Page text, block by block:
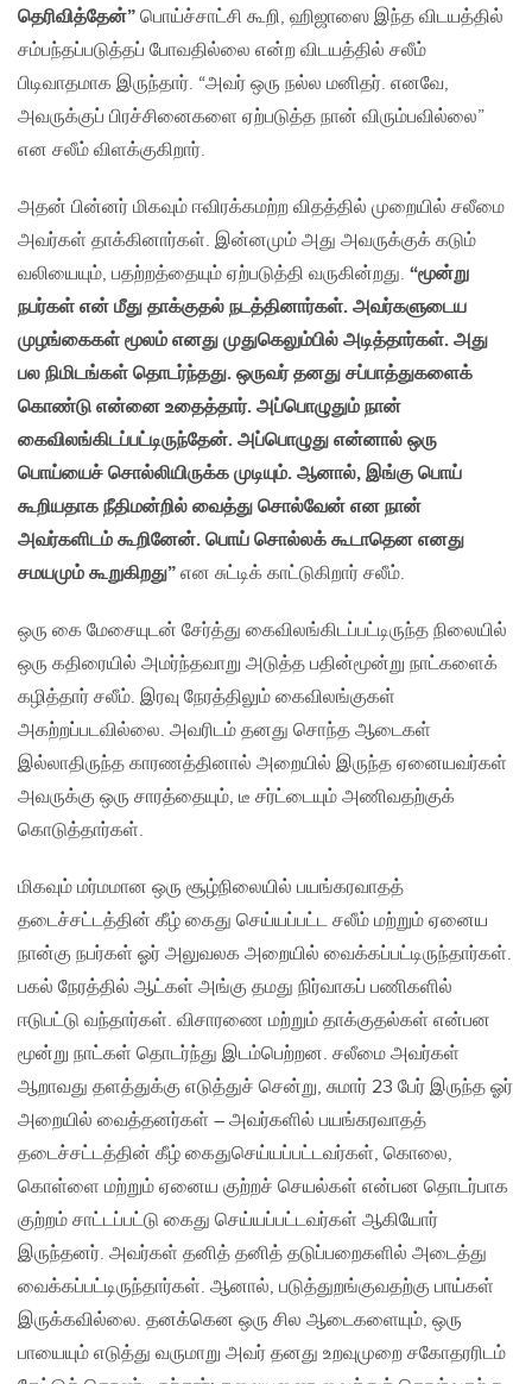
தெரிவித்தேன்” பொய்ச்சாட்சி கூறி, ஹிஜாஸை இந்த விடயத்தில்
சம்பந்தப்படுத்தப் போவதில்லை என்ற விடயத்தில் சலீம்
பிடிவாதமாக இருந்தார். “அவர் ஒரு நல்ல மனிதர். எனவே,
அவருக்குப் பிரச்சினைகளை ஏற்படுத்த நான் விரும்பவில்லை”
என சலீம் விளக்குகிறார்.
அதன் பின்னர் மிகவும் ஈவிரக்கமற்ற விதத்தில் முறையில் சலீமை
அவர்கள் தாக்கினார்கள். இன்னமும் அது அவருக்குக் கடும்
வலியையும், பதற்றத்தையும் ஏற்படுத்தி வருகின்றது. “மூன்று
நபர்கள் என் மீது தாக்குதல் நடத்தினார்கள். அவர்களுடைய
முழங்கைகள் மூலம் எனது முதுகெலும்பில் அடித்தார்கள். அது
பல நிமிடங்கள் தொடர்ந்தது. ஒருவர் தனது சப்பாத்துகளைக்
கொண்டு என்னை உதைத்தார். அப்பொழுதும் நான்
கைவிலங்கிடப்பட்டிருந்தேன். அப்பொழுது என்னால் ஒரு
பொய்யைச் சொல்லியிருக்க முடியும். ஆனால், இங்கு பொய்
கூறியதாக நீதிமன்றில் வைத்து சொல்வேன் என நான்
அவர்களிடம் கூறினேன். பொய் சொல்லக் கூடாதென எனது
சமயமும் கூறுகிறது” என சுட்டிக் காட்டுகிறார் சலீம்.
ஒரு கை மேசையுடன் சேர்த்து கைவிலங்கிடப்பட்டிருந்த நிலையில்
ஒரு கதிரையில் அமர்ந்தவாறு அடுத்த பதின்மூன்று நாட்களைக்
கழித்தார் சலீம். இரவு நேரத்திலும் கைவிலங்குகள்
அகற்றப்படவில்லை. அவரிடம் தனது சொந்த ஆடைகள்
இல்லாதிருந்த காரணத்தினால் அறையில் இருந்த ஏனையவர்கள்
அவருக்கு ஒரு சாரத்தையும், டீ சர்ட்டையும் அணிவதற்குக்
கொடுத்தார்கள்.
மிகவும் மர்மமான ஒரு சூழ்நிலையில் பயங்கரவாதத்
தடைச்சட்டத்தின் கீழ் கைது செய்யப்பட்ட சலீம் மற்றும் ஏனைய
நான்கு நபர்கள் ஓர் அலுவலக அறையில் வைக்கப்பட்டிருந்தார்கள்.
பகல் நேரத்தில் ஆட்கள் அங்கு தமது நிர்வாகப் பணிகளில்
ஈடுபட்டு வந்தார்கள். விசாரணை மற்றும் தாக்குதல்கள் என்பன
மூன்று நாட்கள் தொடர்ந்து இடம்பெற்றன. சலீமை அவர்கள்
ஆறாவது தளத்துக்கு எடுத்துச் சென்று, சுமார் 23 பேர் இருந்த ஓர்
அறையில் வைத்தனர்கள் – அவர்களில் பயங்கரவாதத்
தடைச்சட்டத்தின் கீழ் கைதுசெய்யப்பட்டவர்கள், கொலை,
கொள்ளை மற்றும் ஏனைய குற்றச் செயல்கள் என்பன தொடர்பாக
குற்றம் சாட்டப்பட்டு கைது செய்யப்பட்டவர்கள் ஆகியோர்
இருந்தனர். அவர்கள் தனித் தனித் தடுப்பறைகளில் அடைத்து
வைக்கப்பட்டிருந்தார்கள். ஆனால், படுத்துறங்குவதற்கு பாய்கள்
இருக்கவில்லை. தனக்கென ஒரு சில ஆடைகளையும், ஒரு
பாயையும் எடுத்து வருமாறு அவர் தனது உறவுமுறை சகோதரரிடம்